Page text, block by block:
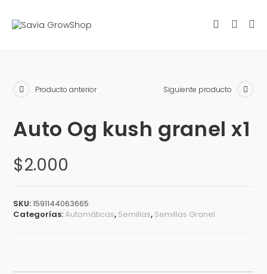
Producto anterior Siguiente producto
Auto Og kush granel x1
$2.000
SKU:1591144063665
Categorías:Automáticas, Semillas, Semillas Granel